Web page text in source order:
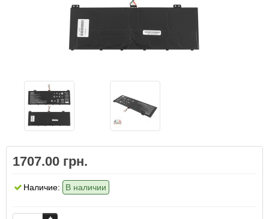
1707.00 грн.
Наличие: В наличии